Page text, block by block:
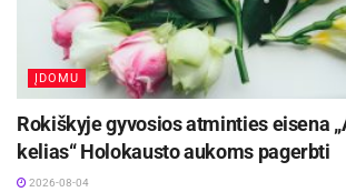
ĮDOMU
Rokiškyje gyvosios atminties eisena
kelias“ Holokausto aukoms pagerbti
2026-08-04